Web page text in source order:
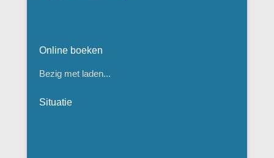
Online boeken
Bezig met laden...
Situatie